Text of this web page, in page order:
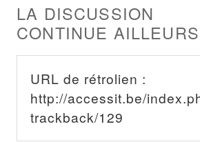
LA DISCUSSION
CONTINUE AILLEURS
URL de rétrolien :
http://accessit.be/
trackback/129